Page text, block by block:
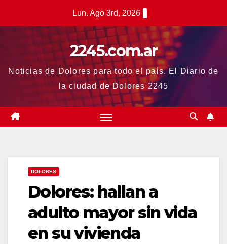
Lun. Ago 3rd, 2026
2245.com.ar
Noticias de Dolores para todo el país. El Diario de
la ciudad de Dolores 2245
DOLORES
Dolores: hallan a
adulto mayor sin vida
en su vivienda